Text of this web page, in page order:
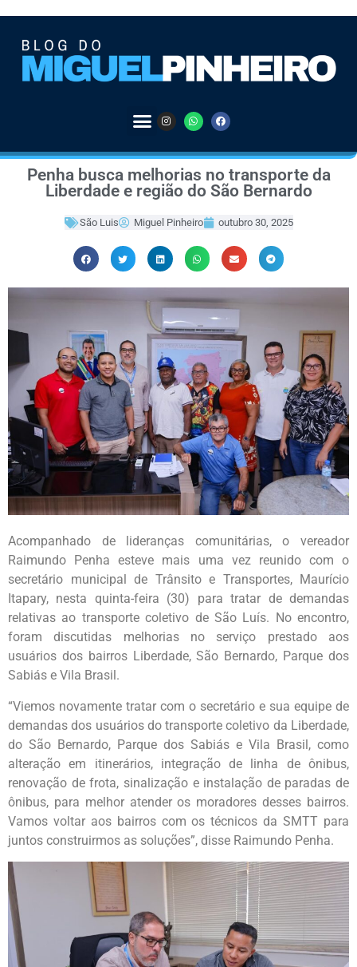
Penha busca melhorias no transporte da
Liberdade e região do São Bernardo
São Luis Miguel Pinheiro outubro 30, 2025
Acompanhado de lideranças comunitárias, o vereador
Raimundo Penha esteve mais uma vez reunido com o
secretário municipal de Trânsito e Transportes, Maurício
Itapary, nesta quinta-feira (30) para tratar de demandas
relativas ao transporte coletivo de São Luís. No encontro,
foram discutidas melhorias no serviço prestado aos
usuários dos bairros Liberdade, São Bernardo, Parque dos
Sabiás e Vila Brasil.
“Viemos novamente tratar com o secretário e sua equipe de
demandas dos usuários do transporte coletivo da Liberdade,
do São Bernardo, Parque dos Sabiás e Vila Brasil, como
alteração em itinerários, integração de linha de ônibus,
renovação de frota, sinalização e instalação de paradas de
ônibus, para melhor atender os moradores desses bairros.
Vamos voltar aos bairros com os técnicos da SMTT para
juntos construirmos as soluções”, disse Raimundo Penha.